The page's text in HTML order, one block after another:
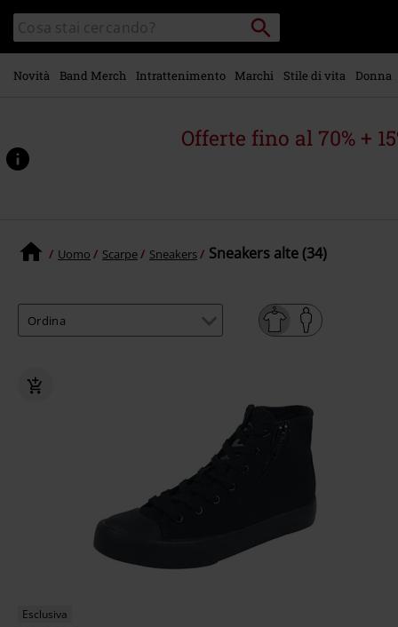
contenuto
principale
Cerca
nel
catalogo
Cerca
Punto
di
ritiro
Novità Band Merch Intrattenimento Marchi Stile di vita Donna
Offerte fino al 70% +
Uomo Scarpe Sneakers Sneakers alte (34)
Esclusiva